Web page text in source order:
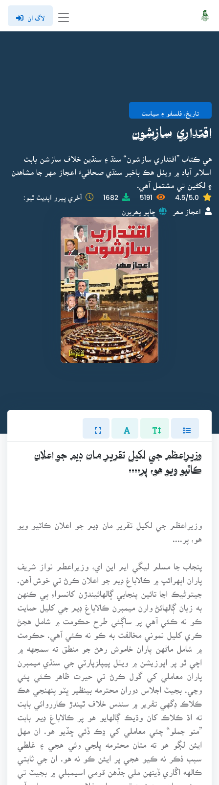
لاگ ان
تاريخ، فلسفو ۽ سياست
اقتداري سازشون
هي ڪتاب ”اقتداري سازشون“ سنڌ ۽ سنڌين خلاف سازشن بابت
اسلام آباد ۾ ويٺل هڪ باخبر سنڌي صحافيءَ اعجاز مهر جا مشاهدن
۽ لکڻين تي مشتمل آهي.
4.5/5.0
5191
1682 آخري ڀيرو اپڊيٽ ٿيو:
اعجاز مھر ڇاپو پھريون
وزيراعظم جي لکيل تقرير مان ڊيم جو اعلان
ڪاٽيو ويو هو، پر....
وزيراعظم جي لکيل تقرير مان ڊيم جو اعلان ڪاٽيو ويو
پنجاب جا مسلم ليگي ايم اين اي، وزيراعطم نواز شريف
پاران اٻهرائپ ۾ ڪالاباغ ڊيم جو اعلان ڪرڻ تي خوش آهن.
جيتوڻيڪ اڃا تائين پنجابي ڳالهائيندڙن کانسواءِ ٻي ڪنهن
به زبان ڳالهائڻ وارن ميمبرن ڪالاباغ ڊيم جي کليل حمايت
ڪو نه ڪئي آهي پر ساڳئي طرح حڪومت ۾ شامل هجڻ
ڪري کليل نموني مخالفت به ڪو نه ڪئي آهي. حڪومت
۾ شامل ماڻهن پاران خاموش رهڻ جو منطق ته سمجهه ۾
اچي ٿو پر اپوزيشن ۾ ويٺل پيپلزپارٽي جي سنڌي ميمبرن
پاران معاملي کي گول ڪرڻ تي حيرت ظاهر ڪئي پئي
وڃي. بجيٽ اجلاس دوران محترمه بينظير ڀٽو پنهنجي هڪ
ڪلاڪ ڊگهي تقرير ۾ سندس خلاف ٿيندڙ ڪارروائي بابت
ته اڌ ڪلاڪ کان وڌيڪ ڳالهايو هو پر ڪالاباغ ڊيم بابت
”منو جملو“ چئي معاملي کي ڍڪ ڏئي ڇڏيو هو. ان مهل
ايئن لڳو هو ته متان محترمه ڀلجي وئي هجي ۽ غلطي
سبب ذڪر نه ڪيو هجي پر ايئن ڪو نه هو. ان جي ثابتي
ڪالهه اڱاري ڏينهن ملي جڏهن قومي اسيمبلي ۾ بجيٽ تي
بحث دوران سيد نويد قمر ۽ بابو غلام حسين جو وارو آيو